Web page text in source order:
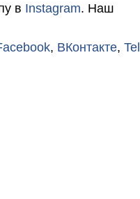
в Instagram. Наш
, ВКонтакте,